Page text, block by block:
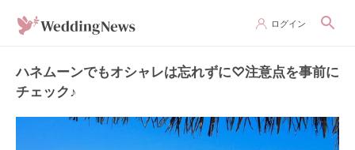
ログイン
ハネムーンでもオシャレは忘れずに♡注意点を事前に
チェック♪